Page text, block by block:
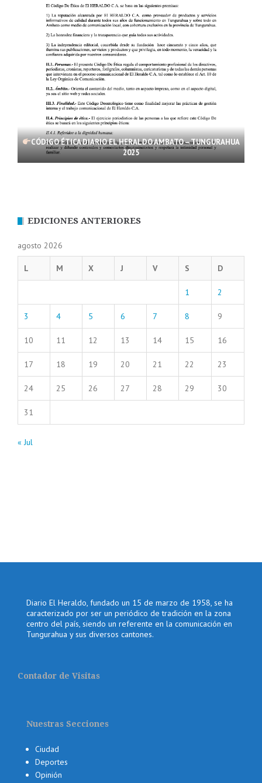
CÓDIGO ÉTICA DIARIO EL HERALDO AMBATO – TUNGURAHUA
2025
EDICIONES ANTERIORES
agosto 2026
L M X J V S D
1 2
3 4 5 6 7 8 9
10 11 12 13 14 15 16
17 18 19 20 21 22 23
24 25 26 27 28 29 30
31
« Jul
Diario El Heraldo, fundado un 15 de marzo de 1958, se ha
caracterizado por ser un periódico de tradición en la zona
centro del país, siendo un referente en la comunicación en
Tungurahua y sus diversos cantones.
Contador de Visitas
Nuestras Secciones
Ciudad
Deportes
Opinión